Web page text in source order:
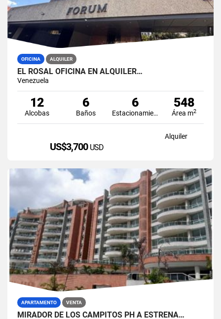
OFICINA ALQUILER
EL ROSAL OFICINA EN ALQUILER…
Venezuela
12
Alcobas
6
Baños
6
Estacionamiento
548
Área m2
Alquiler
US$3,700 USD
APARTAMENTO VENTA
MIRADOR DE LOS CAMPITOS PH A ESTRENA…